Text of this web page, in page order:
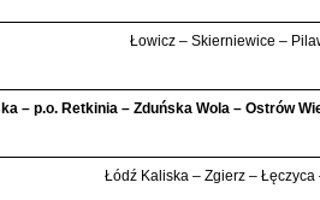
Łowicz – Skierniewice –
– p.o. Retkinia – Zduńska Wola – Ostrów
Łódź Kaliska – Zgierz – Łęczyca